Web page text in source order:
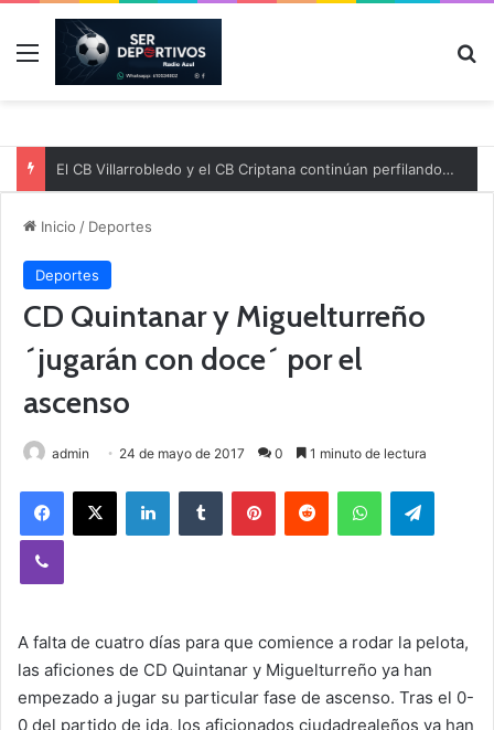
Menú
El CB Villarrobledo y el CB Criptana continúan perfilando sus plantillas
Inicio / Deportes
Deportes
CD Quintanar y Miguelturreño
´jugarán con doce´ por el
ascenso
admin 24 de mayo de 2017 0 1 minuto de lectura
A falta de cuatro días para que comience a rodar la pelota,
las aficiones de CD Quintanar y Miguelturreño ya han
empezado a jugar su particular fase de ascenso. Tras el 0-
0 del partido de ida, los aficionados ciudadrealeños ya han